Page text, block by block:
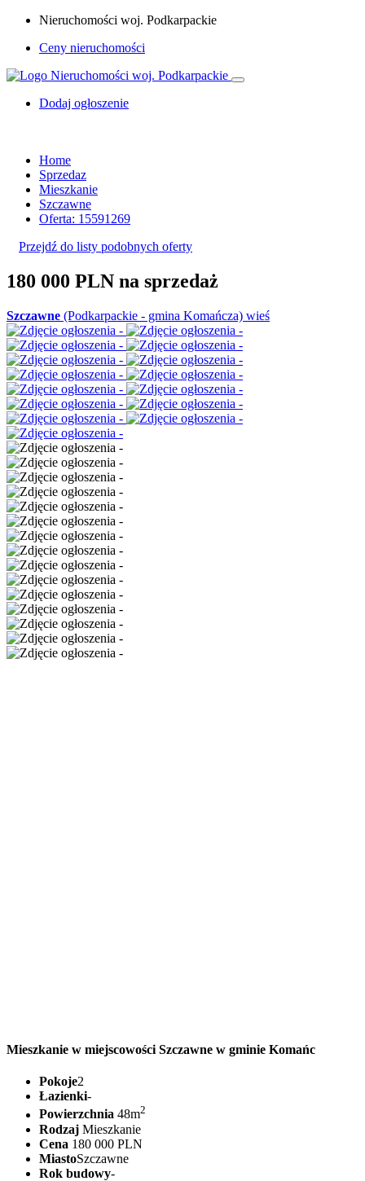
Nieruchomości woj. Podkarpackie
Ceny nieruchomości
Dodaj ogłoszenie
Home
Sprzedaz
Mieszkanie
Szczawne
Oferta: 15591269
Przejdź do listy podobnych oferty
180 000 PLN na sprzedaż
Szczawne (Podkarpackie - gmina Komańcza) wieś
Mieszkanie w miejscowości Szczawne w gminie Komańc
Pokoje2
Łazienki-
Powierzchnia 48m2
Rodzaj Mieszkanie
Cena 180 000 PLN
MiastoSzczawne
Rok budowy-